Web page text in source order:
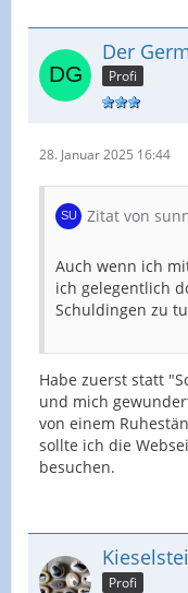
Der
Profi
28. Januar 2025 16:44
Zitat von
Auch wenn ich
ich gelegentlich
Schuldingen zu
Habe zuerst statt
und mich
von einem
sollte ich die
besuchen.
Profi